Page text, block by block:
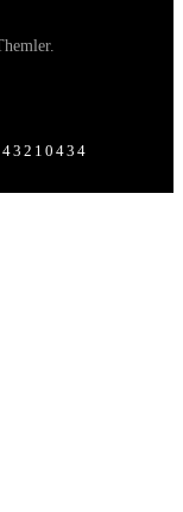
.